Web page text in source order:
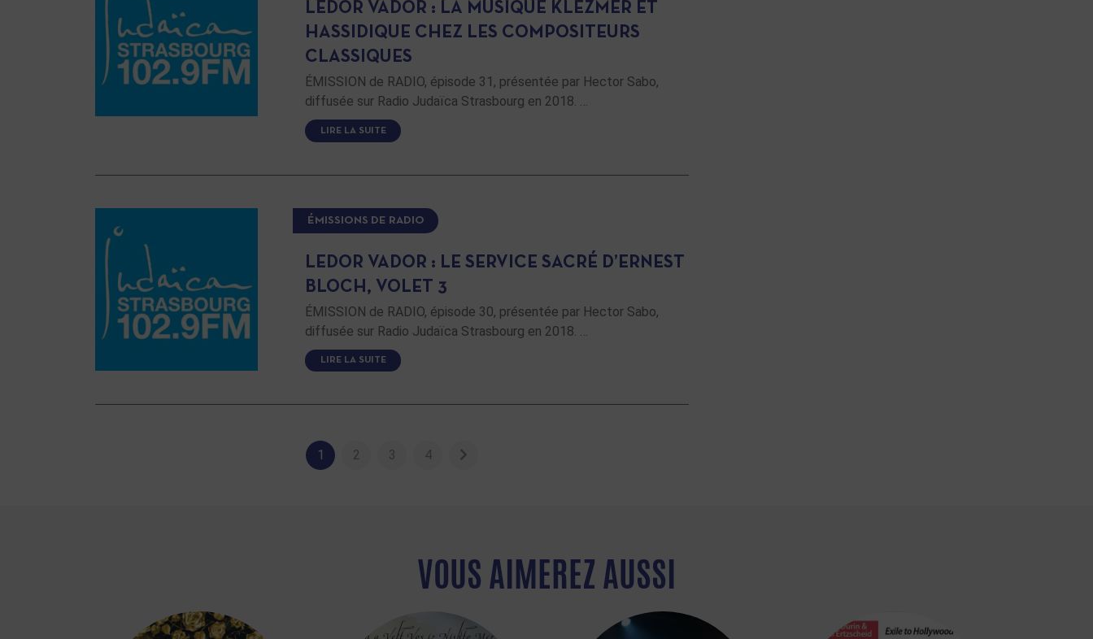
LEDOR VADOR : LA MUSIQUE KLEZMER ET
HASSIDIQUE CHEZ LES COMPOSITEURS
CLASSIQUES
ÉMISSION de RADIO, épisode 31, présentée par Hector Sabo,
diffusée sur Radio Judaïca Strasbourg en 2018. …
LIRE LA SUITE
ÉMISSIONS DE RADIO
LEDOR VADOR : LE SERVICE SACRÉ D’ERNEST
BLOCH, VOLET 3
ÉMISSION de RADIO, épisode 30, présentée par Hector Sabo,
diffusée sur Radio Judaïca Strasbourg en 2018. …
LIRE LA SUITE
1 2 3 4
VOUS AIMEREZ AUSSI